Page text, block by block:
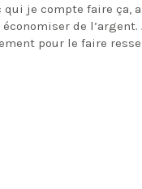
qui je compte faire
de
pour le faire